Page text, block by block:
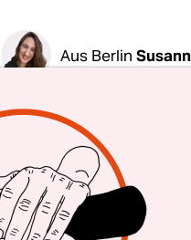
Aus Berlin
Noch im Januar will
Namen des
etwa 30 bis 50
haben